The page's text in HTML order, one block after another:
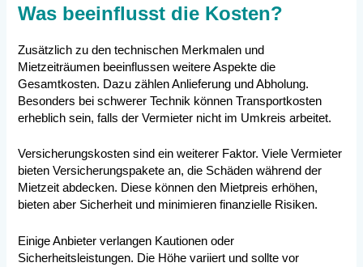
Was beeinflusst die Kosten?
Zusätzlich zu den technischen Merkmalen und
Mietzeiträumen beeinflussen weitere Aspekte die
Gesamtkosten. Dazu zählen Anlieferung und Abholung.
Besonders bei schwerer Technik können Transportkosten
erheblich sein, falls der Vermieter nicht im Umkreis arbeitet.
Versicherungskosten sind ein weiterer Faktor. Viele Vermieter
bieten Versicherungspakete an, die Schäden während der
Mietzeit abdecken. Diese können den Mietpreis erhöhen,
bieten aber Sicherheit und minimieren finanzielle Risiken.
Einige Anbieter verlangen Kautionen oder
Sicherheitsleistungen. Die Höhe variiert und sollte vor